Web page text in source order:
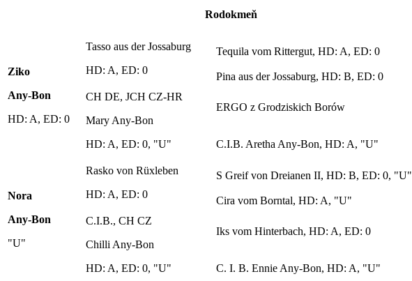
Rodokmeň
Ziko
Any-Bon
HD: A, ED: 0
Tasso aus der Jossaburg
HD: A, ED: 0
Tequila vom Rittergut, HD: A, ED: 0
Pina aus der Jossaburg, HD: B, ED: 0
CH DE, JCH CZ-HR
Mary Any-Bon
HD: A, ED: 0, "U"
ERGO z Grodziskich Borów
C.I.B. Aretha Any-Bon, HD: A, "U"
Nora
Any-Bon
"U"
Rasko von Rüxleben
HD: A, ED: 0
S Greif von Dreianen II, HD: B, ED: 0, "U"
Cira vom Borntal, HD: A, "U"
C.I.B., CH CZ
Chilli Any-Bon
HD: A, ED: 0, "U"
Iks vom Hinterbach, HD: A, ED: 0
C. I. B. Ennie Any-Bon, HD: A, "U"